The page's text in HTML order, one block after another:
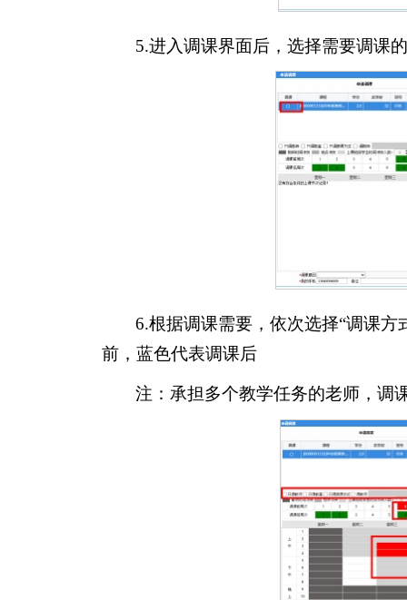
5.进入调课界面后，选择需要调课
6.根据调课需要，依次选择“调课
前，蓝色代表调课后
注：承担多个教学任务的老师，调